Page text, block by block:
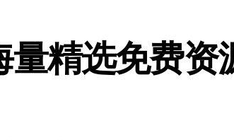
优与智能编排实践
精选免费资